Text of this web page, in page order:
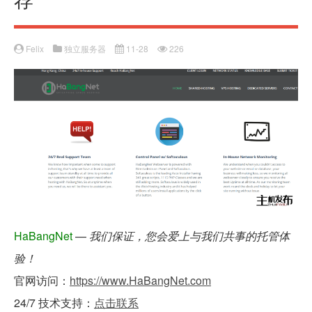
Felix 独立服务器 11-28 226
HaBangNet— 我们保证，您会爱上与我们共事的托管体
验！
官网访问： https://www.HaBangNet.com
24/7 技术支持： 点击联系